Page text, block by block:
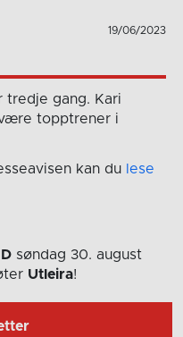
19/06/2023
tredje gang. Kari
topptrener i
kan du lese
søndag 30. august
Utleira!